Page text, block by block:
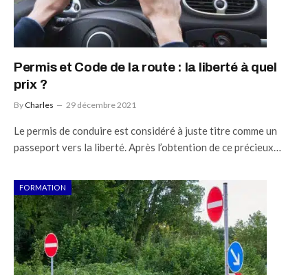
Permis et Code de la route : la liberté à quel
prix ?
By Charles 29 décembre 2021
Le permis de conduire est considéré à juste titre comme un
passeport vers la liberté. Après l’obtention de ce précieux…
FORMATION